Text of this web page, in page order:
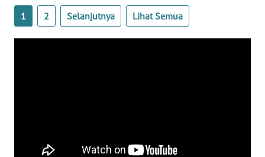
1 2 Selanjutnya Lihat Semua
SULTRA
WN
SULBAR